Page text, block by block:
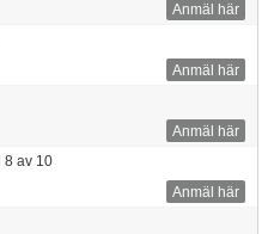
Anmäl här
Anmäl här
Anmäl här
8 av 10
Anmäl här